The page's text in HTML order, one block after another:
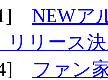
NEWア
リリース
ファン